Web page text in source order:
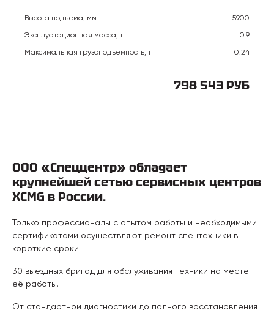
Высота подъема, мм
5900
Эксплуатационная масса, т
0.9
Максимальная грузоподъемность, т
0.24
798 543 РУБ
ООО «Спеццентр» обладает
крупнейшей сетью сервисных центров
XCMG в России.
Только профессионалы с опытом работы и необходимыми
сертификатами осуществляют ремонт спецтехники в
короткие сроки.
30 выездных бригад для обслуживания техники на месте
её работы.
От стандартной диагностики до полного восстановления